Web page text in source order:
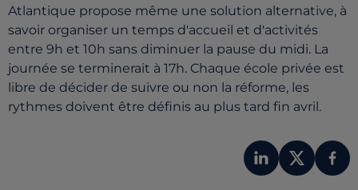
Atlantique propose même une solution alternative, à
savoir organiser un temps d'accueil et d'activités
entre 9h et 10h sans diminuer la pause du midi. La
journée se terminerait à 17h. Chaque école privée est
libre de décider de suivre ou non la réforme, les
rythmes doivent être définis au plus tard fin avril.